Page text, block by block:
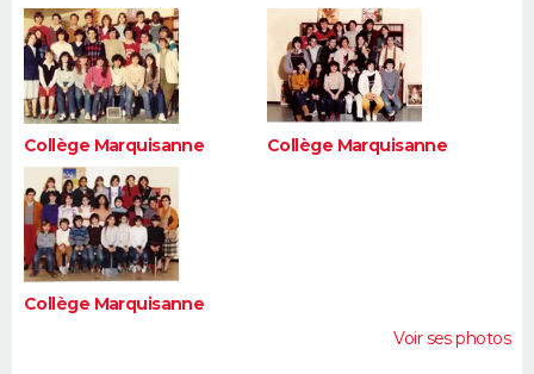
Collège Marquisanne Collège Marquisanne
Collège Marquisanne
Voir ses photos